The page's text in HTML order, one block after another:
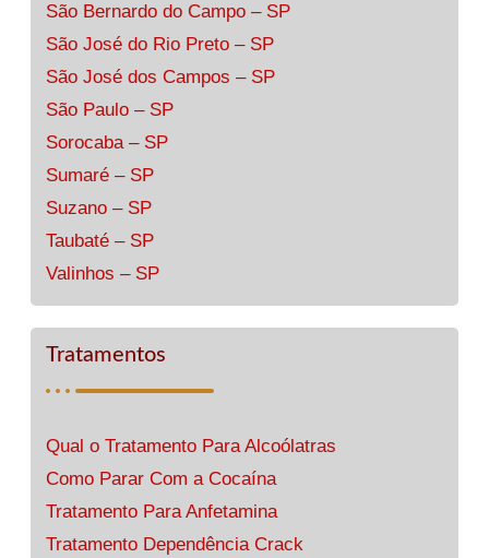
São Bernardo do Campo – SP
São José do Rio Preto – SP
São José dos Campos – SP
São Paulo – SP
Sorocaba – SP
Sumaré – SP
Suzano – SP
Taubaté – SP
Valinhos – SP
Tratamentos
Qual o Tratamento Para Alcoólatras
Como Parar Com a Cocaína
Tratamento Para Anfetamina
Tratamento Dependência Crack